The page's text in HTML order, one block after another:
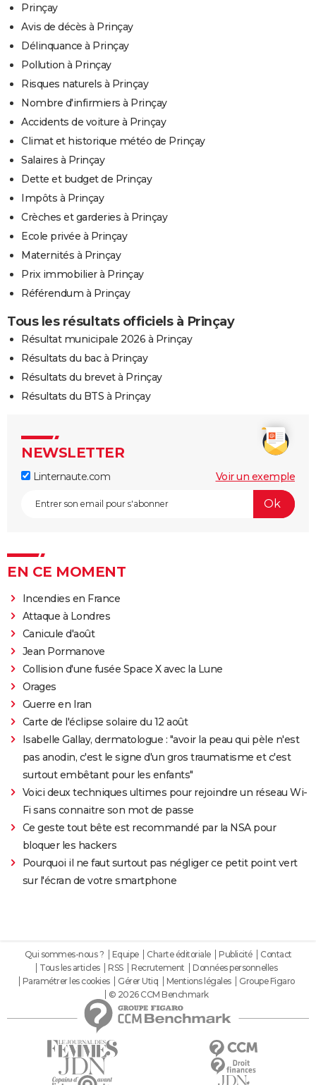
Prinçay
Avis de décès à Prinçay
Délinquance à Prinçay
Pollution à Prinçay
Risques naturels à Prinçay
Nombre d'infirmiers à Prinçay
Accidents de voiture à Prinçay
Climat et historique météo de Prinçay
Salaires à Prinçay
Dette et budget de Prinçay
Impôts à Prinçay
Crèches et garderies à Prinçay
Ecole privée à Prinçay
Maternités à Prinçay
Prix immobilier à Prinçay
Référendum à Prinçay
Tous les résultats officiels à Prinçay
Résultat municipale 2026 à Prinçay
Résultats du bac à Prinçay
Résultats du brevet à Prinçay
Résultats du BTS à Prinçay
NEWSLETTER
Linternaute.com Voir un exemple
EN CE MOMENT
Incendies en France
Attaque à Londres
Canicule d'août
Jean Pormanove
Collision d'une fusée Space X avec la Lune
Orages
Guerre en Iran
Carte de l'éclipse solaire du 12 août
Isabelle Gallay, dermatologue : "avoir la peau qui pèle n'est
pas anodin, c'est le signe d'un gros traumatisme et c'est
surtout embêtant pour les enfants"
Voici deux techniques ultimes pour rejoindre un réseau Wi-
Fi sans connaitre son mot de passe
Ce geste tout bête est recommandé par la NSA pour
bloquer les hackers
Pourquoi il ne faut surtout pas négliger ce petit point vert
sur l'écran de votre smartphone
Qui sommes-nous ? Equipe Charte éditoriale Publicité
Contact
Tous les articles
RSS Recrutement
Données personnelles
Paramétrer les cookies
Gérer Utiq Mentions légales
Groupe Figaro
© 2026 CCM Benchmark